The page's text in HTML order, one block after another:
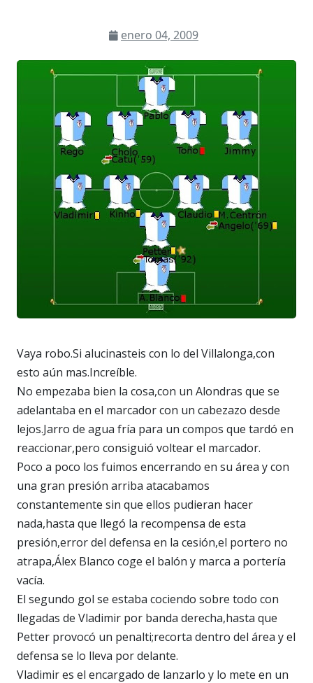
enero 04, 2009
Vaya robo.Si alucinasteis con lo del Villalonga,con
esto aún mas.Increíble.
No empezaba bien la cosa,con un Alondras que se
adelantaba en el marcador con un cabezazo desde
lejos.Jarro de agua fría para un compos que tardó en
reaccionar,pero consiguió voltear el marcador.
Poco a poco los fuimos encerrando en su área y con
una gran presión arriba atacabamos
constantemente sin que ellos pudieran hacer
nada,hasta que llegó la recompensa de esta
presión,error del defensa en la cesión,el portero no
atrapa,Álex Blanco coge el balón y marca a portería
vacía.
El segundo gol se estaba cociendo sobre todo con
llegadas de Vladimir por banda derecha,hasta que
Petter provocó un penalti;recorta dentro del área y el
defensa se lo lleva por delante.
Vladimir es el encargado de lanzarlo y lo mete en un